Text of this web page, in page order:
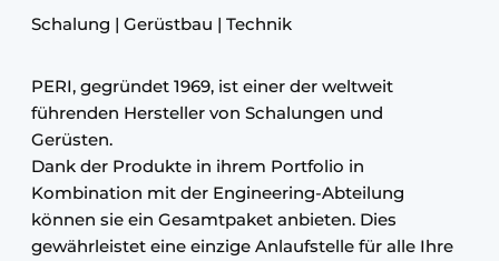
Schalung | Gerüstbau | Technik
PERI, gegründet 1969, ist einer der weltweit
führenden Hersteller von Schalungen und
Gerüsten.
Dank der Produkte in ihrem Portfolio in
Kombination mit der Engineering-Abteilung
können sie ein Gesamtpaket anbieten. Dies
gewährleistet eine einzige Anlaufstelle für alle Ihre